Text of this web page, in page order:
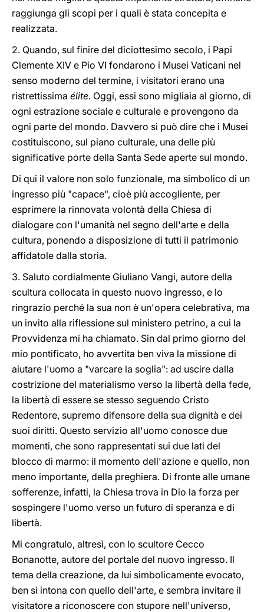
raggiunga gli scopi per i quali è stata concepita e
realizzata.
2. Quando, sul finire del diciottesimo secolo, i Papi
Clemente XIV e Pio VI fondarono i Musei Vaticani nel
senso moderno del termine, i visitatori erano una
ristrettissima élite. Oggi, essi sono migliaia al giorno, di
ogni estrazione sociale e culturale e provengono da
ogni parte del mondo. Davvero si può dire che i Musei
costituiscono, sul piano culturale, una delle più
significative porte della Santa Sede aperte sul mondo.
Di qui il valore non solo funzionale, ma simbolico di un
ingresso più "capace", cioè più accogliente, per
esprimere la rinnovata volontà della Chiesa di
dialogare con l'umanità nel segno dell'arte e della
cultura, ponendo a disposizione di tutti il patrimonio
affidatole dalla storia.
3. Saluto cordialmente Giuliano Vangi, autore della
scultura collocata in questo nuovo ingresso, e lo
ringrazio perché la sua non è un'opera celebrativa, ma
un invito alla riflessione sul ministero petrino, a cui la
Provvidenza mi ha chiamato. Sin dal primo giorno del
mio pontificato, ho avvertita ben viva la missione di
aiutare l'uomo a "varcare la soglia": ad uscire dalla
costrizione del materialismo verso la libertà della fede,
la libertà di essere se stesso seguendo Cristo
Redentore, supremo difensore della sua dignità e dei
suoi diritti. Questo servizio all'uomo conosce due
momenti, che sono rappresentati sui due lati del
blocco di marmo: il momento dell'azione e quello, non
meno importante, della preghiera. Di fronte alle umane
sofferenze, infatti, la Chiesa trova in Dio la forza per
sospingere l'uomo verso un futuro di speranza e di
libertà.
Mi congratulo, altresì, con lo scultore Cecco
Bonanotte, autore del portale del nuovo ingresso. Il
tema della creazione, da lui simbolicamente evocato,
ben si intona con quello dell'arte, e sembra invitare il
visitatore a riconoscere con stupore nell'universo,